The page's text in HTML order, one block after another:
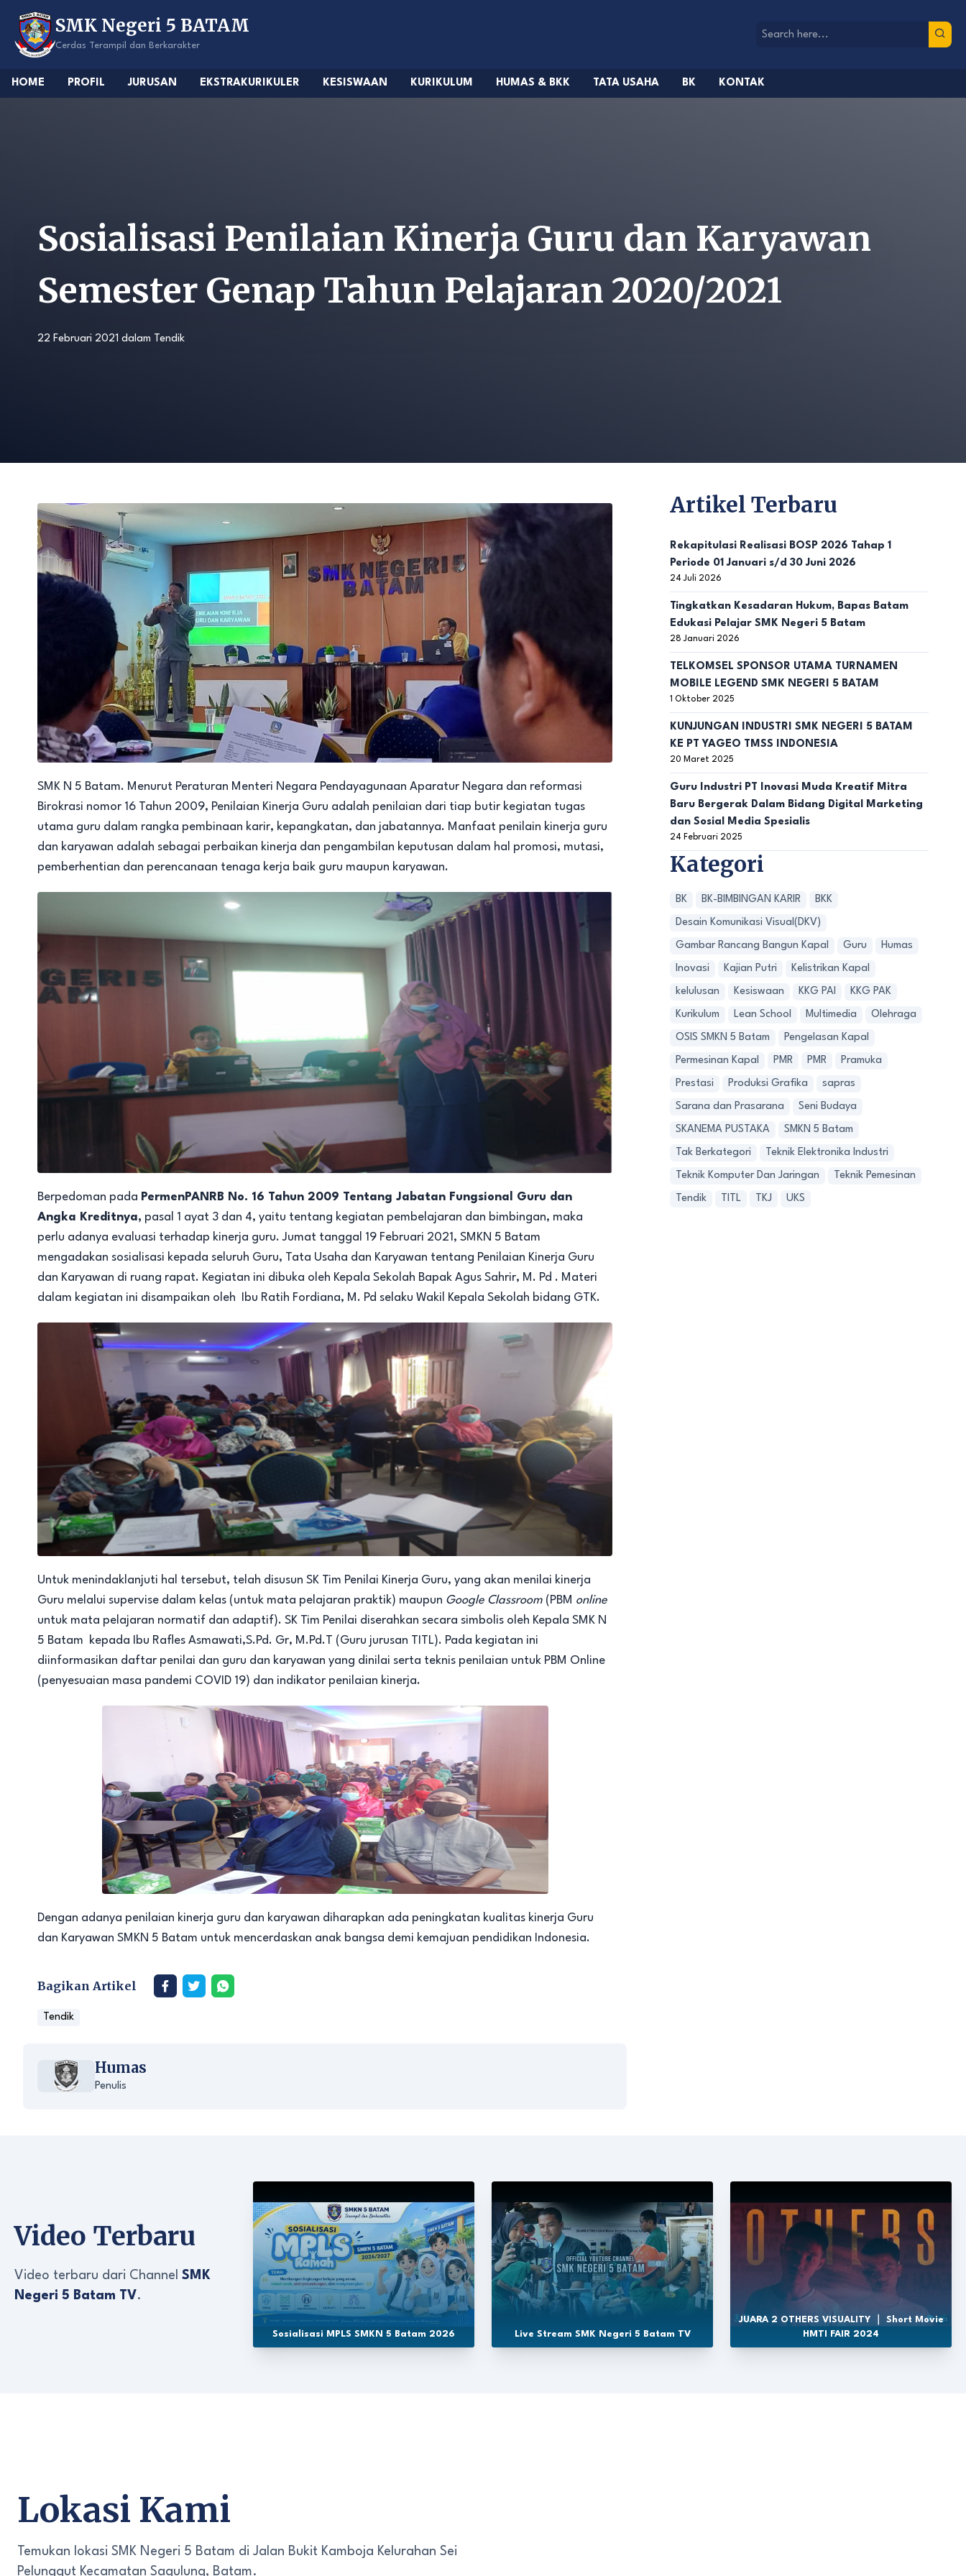
content
SMK Negeri 5 BATAM
Cerdas Terampil dan Berkarakter
HOME PROFIL JURUSAN EKSTRAKURIKULER KESISWAAN KURIKULUM HUMAS & BKK TATA USAHA BK KONTAK
Sosialisasi Penilaian Kinerja Guru dan Karyawan
Semester Genap Tahun Pelajaran 2020/2021
22 Februari 2021 dalam Tendik
SMK N 5 Batam. Menurut Peraturan Menteri Negara Pendayagunaan Aparatur Negara dan reformasi
Birokrasi nomor 16 Tahun 2009, Penilaian Kinerja Guru adalah penilaian dari tiap butir kegiatan tugas
utama guru dalam rangka pembinaan karir, kepangkatan, dan jabatannya. Manfaat penilain kinerja guru
dan karyawan adalah sebagai perbaikan kinerja dan pengambilan keputusan dalam hal promosi, mutasi,
pemberhentian dan perencanaan tenaga kerja baik guru maupun karyawan.
Berpedoman pada PermenPANRB No. 16 Tahun 2009 Tentang Jabatan Fungsional Guru dan
Angka Kreditnya, pasal 1 ayat 3 dan 4, yaitu tentang kegiatan pembelajaran dan bimbingan, maka
perlu adanya evaluasi terhadap kinerja guru. Jumat tanggal 19 Februari 2021, SMKN 5 Batam
mengadakan sosialisasi kepada seluruh Guru, Tata Usaha dan Karyawan tentang Penilaian Kinerja Guru
dan Karyawan di ruang rapat. Kegiatan ini dibuka oleh Kepala Sekolah Bapak Agus Sahrir, M. Pd . Materi
dalam kegiatan ini disampaikan oleh Ibu Ratih Fordiana, M. Pd selaku Wakil Kepala Sekolah bidang GTK.
Untuk menindaklanjuti hal tersebut, telah disusun SK Tim Penilai Kinerja Guru, yang akan menilai kinerja
Guru melalui supervise dalam kelas (untuk mata pelajaran praktik) maupun Google Classroom (PBM online
untuk mata pelajaran normatif dan adaptif). SK Tim Penilai diserahkan secara simbolis oleh Kepala SMK N
5 Batam kepada Ibu Rafles Asmawati,S.Pd. Gr, M.Pd.T (Guru jurusan TITL). Pada kegiatan ini
diinformasikan daftar penilai dan guru dan karyawan yang dinilai serta teknis penilaian untuk PBM Online
(penyesuaian masa pandemi COVID 19) dan indikator penilaian kinerja.
Dengan adanya penilaian kinerja guru dan karyawan diharapkan ada peningkatan kualitas kinerja Guru
dan Karyawan SMKN 5 Batam untuk mencerdaskan anak bangsa demi kemajuan pendidikan Indonesia.
Bagikan Artikel
Tendik
Humas
Penulis
Artikel Terbaru
Rekapitulasi Realisasi BOSP 2026 Tahap 1
Periode 01 Januari s/d 30 Juni 2026
24 Juli 2026
Tingkatkan Kesadaran Hukum, Bapas Batam
Edukasi Pelajar SMK Negeri 5 Batam
28 Januari 2026
TELKOMSEL SPONSOR UTAMA TURNAMEN
MOBILE LEGEND SMK NEGERI 5 BATAM
1 Oktober 2025
KUNJUNGAN INDUSTRI SMK NEGERI 5 BATAM
KE PT YAGEO TMSS INDONESIA
20 Maret 2025
Guru Industri PT Inovasi Muda Kreatif Mitra
Baru Bergerak Dalam Bidang Digital Marketing
dan Sosial Media Spesialis
24 Februari 2025
Kategori
BK BK-BIMBINGAN KARIR BKK
Desain Komunikasi Visual(DKV)
Gambar Rancang Bangun Kapal Guru Humas
Inovasi Kajian Putri Kelistrikan Kapal
kelulusan Kesiswaan KKG PAI KKG PAK
Kurikulum Lean School Multimedia Olehraga
OSIS SMKN 5 Batam Pengelasan Kapal
Permesinan Kapal PMR PMR Pramuka
Prestasi Produksi Grafika sapras
Sarana dan Prasarana Seni Budaya
SKANEMA PUSTAKA SMKN 5 Batam
Tak Berkategori Teknik Elektronika Industri
Teknik Komputer Dan Jaringan Teknik Pemesinan
Tendik TITL TKJ UKS
Video Terbaru
Video terbaru dari Channel SMK
Negeri 5 Batam TV.
Sosialisasi MPLS SMKN 5 Batam 2026 Live Stream SMK Negeri 5 Batam TV
JUARA 2 OTHERS VISUALITY ｜ Short Movie
HMTI FAIR 2024
Lokasi Kami
Temukan lokasi SMK Negeri 5 Batam di Jalan Bukit Kamboja Kelurahan Sei
Pelunggut Kecamatan Sagulung, Batam.